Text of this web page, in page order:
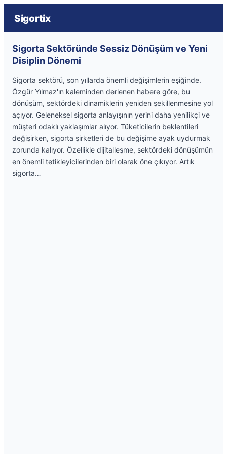
Sigortix
Sigorta Sektöründe Sessiz Dönüşüm ve Yeni
Disiplin Dönemi
Sigorta sektörü, son yıllarda önemli değişimlerin eşiğinde.
Özgür Yılmaz'ın kaleminden derlenen habere göre, bu
dönüşüm, sektördeki dinamiklerin yeniden şekillenmesine yol
açıyor. Geleneksel sigorta anlayışının yerini daha yenilikçi ve
müşteri odaklı yaklaşımlar alıyor. Tüketicilerin beklentileri
değişirken, sigorta şirketleri de bu değişime ayak uydurmak
zorunda kalıyor. Özellikle dijitalleşme, sektördeki dönüşümün
en önemli tetikleyicilerinden biri olarak öne çıkıyor. Artık
sigorta…